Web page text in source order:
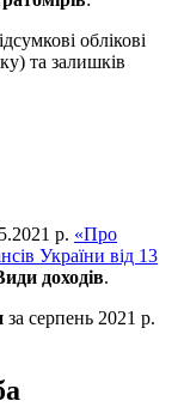
облікові
та залишків
р. «Про
України від 13
доходів.
за серпень 2021 р.